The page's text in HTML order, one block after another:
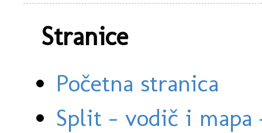
Stranice
Početna stranica
Split - vodič i